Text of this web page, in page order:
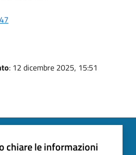
: 12 dicembre 2025, 15:51
chiare le informazioni